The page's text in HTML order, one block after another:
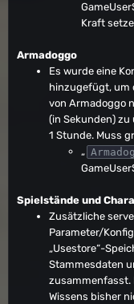
Kraft
Armadoggo
Es wurde eine
hinzugefügt, um
von Armadoggo
(in Sekunden)
1 Stunde. Muss
„
Spielstände und
Zusätzliche
Parameter/
„Usestore“-
Stammesdaten
zusammenfasst.
Wissens bisher